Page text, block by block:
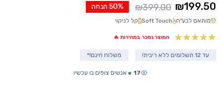
50% הנחה ₪399.00 המחיר
המקורי
היה:
₪399.00.
₪199.50
המחיר
הנוכחי
הוא:
₪199.50.
מותאם לבע"ח Soft Touch קל לניקוי
המוצר נמכר במהירות 🔥
עד 12 תשלומים ללא ריבית! משלוח חינם!*
17 אנשים צופים בו עכשיו